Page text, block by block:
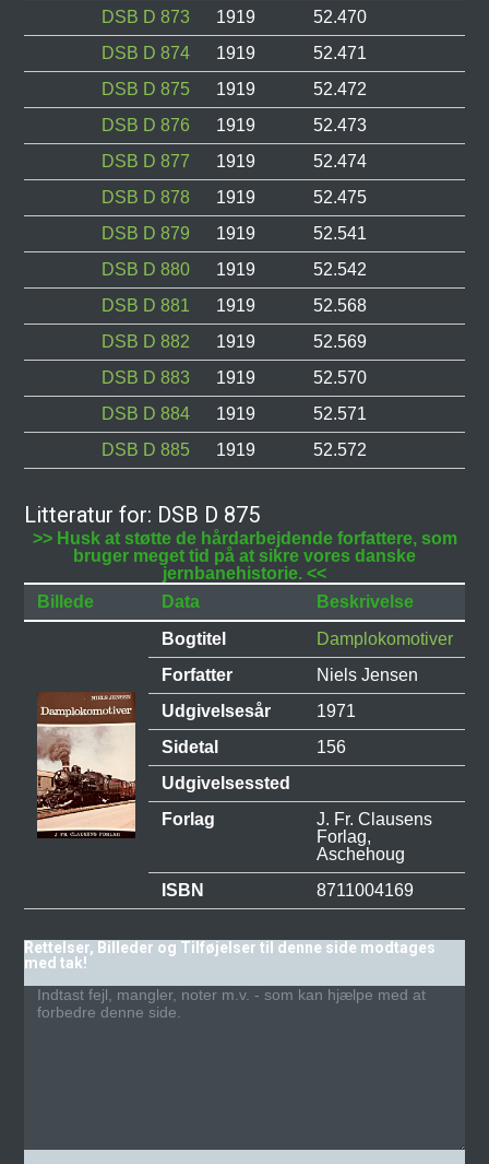
DSB D 873
1919
52.470
DSB D 874
1919
52.471
DSB D 875
1919
52.472
DSB D 876
1919
52.473
DSB D 877
1919
52.474
DSB D 878
1919
52.475
DSB D 879
1919
52.541
DSB D 880
1919
52.542
DSB D 881
1919
52.568
DSB D 882
1919
52.569
DSB D 883
1919
52.570
DSB D 884
1919
52.571
DSB D 885
1919 52.572
Litteratur for: DSB D 875
>> Husk at støtte de hårdarbejdende forfattere, som
bruger meget tid på at sikre vores danske
jernbanehistorie. <<
Billede
Data
Beskrivelse
Bogtitel
Damplokomotiver
Forfatter
Niels Jensen
Udgivelsesår
1971
Sidetal
156
Udgivelsessted
Forlag
J. Fr. Clausens
Forlag,
Aschehoug
ISBN
8711004169
Rettelser, Billeder og Tilføjelser til denne side modtages
med tak!